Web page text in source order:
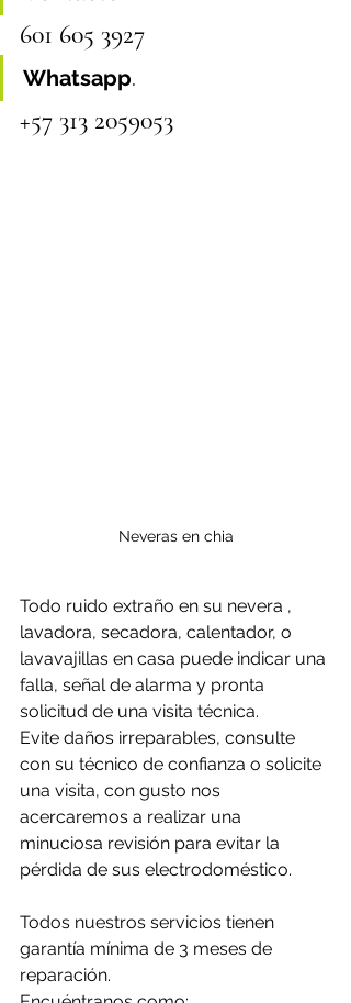
601 605 3927
Whatsapp.
+57 313 2059053
Neveras en chia
Todo ruido extraño en su nevera ,
lavadora, secadora, calentador, o
lavavajillas en casa puede indicar una
falla, señal de alarma y pronta
solicitud de una visita técnica.
Evite daños irreparables, consulte
con su técnico de confianza o solicite
una visita, con gusto nos
acercaremos a realizar una
minuciosa revisión para evitar la
pérdida de sus electrodoméstico.
Todos nuestros servicios tienen
garantía mínima de 3 meses de
reparación.